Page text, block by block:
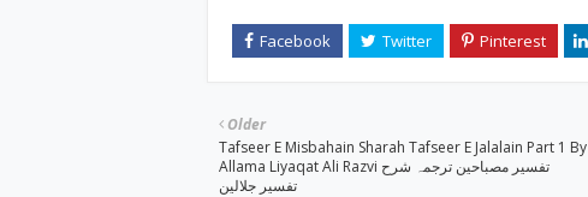
Older
Tafseer E Misbahain Sharah Tafseer E Jalalain Part 1 By
Allama Liyaqat Ali Razvi تفسیر مصباحین ترجمہ شرح
تفسیر جلالین